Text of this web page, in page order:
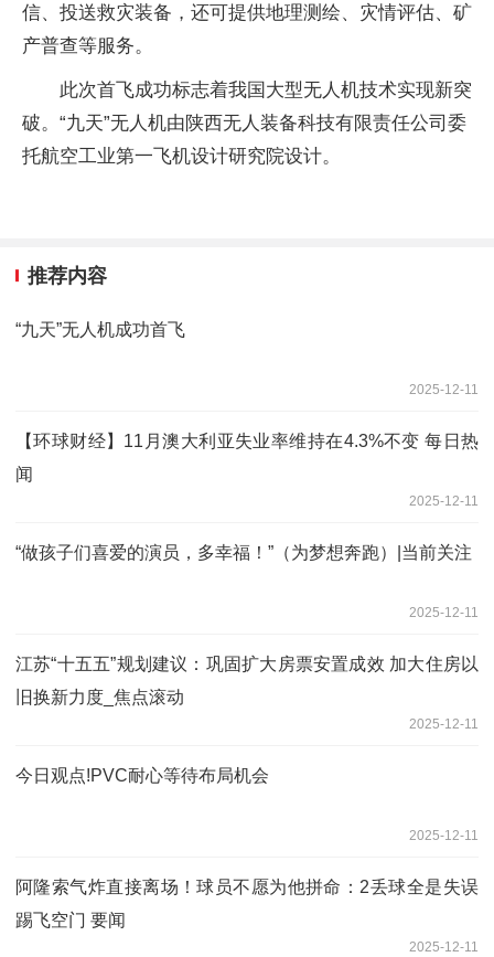
信、投送救灾装备，还可提供地理测绘、灾情评估、矿
产普查等服务。
此次首飞成功标志着我国大型无人机技术实现新突
破。“九天”无人机由陕西无人装备科技有限责任公司委
托航空工业第一飞机设计研究院设计。
推荐内容
“九天”无人机成功首飞
2025-12-11
【环球财经】11月澳大利亚失业率维持在4.3%不变 每日热
闻
2025-12-11
“做孩子们喜爱的演员，多幸福！”（为梦想奔跑）|当前关注
2025-12-11
江苏“十五五”规划建议：巩固扩大房票安置成效 加大住房以
旧换新力度_焦点滚动
2025-12-11
今日观点!PVC耐心等待布局机会
2025-12-11
阿隆索气炸直接离场！球员不愿为他拼命：2丢球全是失误
踢飞空门 要闻
2025-12-11